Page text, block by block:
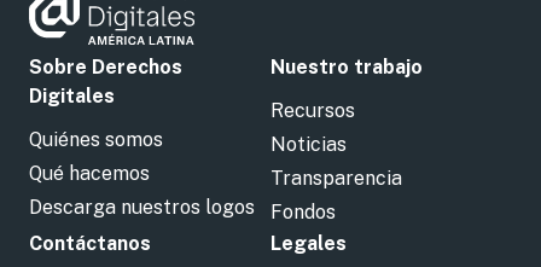
Sobre Derechos
Digitales
Quiénes somos
Qué hacemos
Descarga nuestros logos
Nuestro trabajo
Recursos
Noticias
Transparencia
Fondos
Contáctanos
Legales